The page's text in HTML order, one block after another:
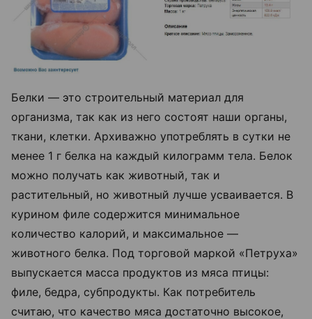
Белки — это строительный материал для
организма, так как из него состоят наши органы,
ткани, клетки. Архиважно употреблять в сутки не
менее 1 г белка на каждый килограмм тела. Белок
можно получать как животный, так и
растительный, но животный лучше усваивается. В
курином филе содержится минимальное
количество калорий, и максимальное —
животного белка. Под торговой маркой «Петруха»
выпускается масса продуктов из мяса птицы:
филе, бедра, субпродукты. Как потребитель
считаю, что качество мяса достаточно высокое,